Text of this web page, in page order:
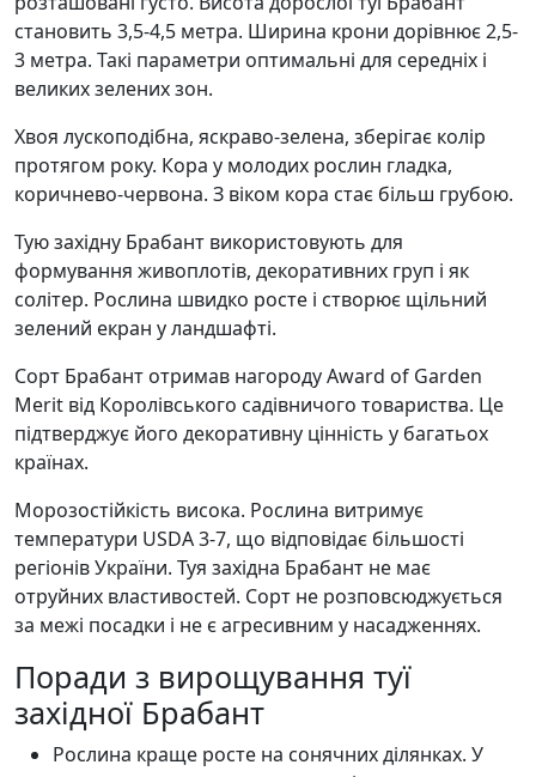
становить 3,5-4,5 метра. Ширина крони дорівнює 2,5-
3 метра. Такі параметри оптимальні для середніх і
великих зелених зон.
Хвоя лускоподібна, яскраво-зелена, зберігає колір
протягом року. Кора у молодих рослин гладка,
коричнево-червона. З віком кора стає більш грубою.
Тую західну Брабант використовують для
формування живоплотів, декоративних груп і як
солітер. Рослина швидко росте і створює щільний
зелений екран у ландшафті.
Сорт Брабант отримав нагороду Award of Garden
Merit від Королівського садівничого товариства. Це
підтверджує його декоративну цінність у багатьох
країнах.
Морозостійкість висока. Рослина витримує
температури USDA 3-7, що відповідає більшості
регіонів України. Туя західна Брабант не має
отруйних властивостей. Сорт не розповсюджується
за межі посадки і не є агресивним у насадженнях.
Поради з вирощування туї
західної Брабант
Рослина краще росте на сонячних ділянках. У